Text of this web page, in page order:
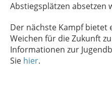
Abstiegsplätzen absetzen
Der nächste Kampf bietet
Weichen für die Zukunft
Informationen zur
Sie hier.